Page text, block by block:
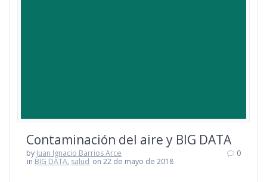
Contaminación del aire y BIG DATA
by Juan Ignacio Barrios Arce
in BIG DATA, salud on 22 de mayo de 2018
0